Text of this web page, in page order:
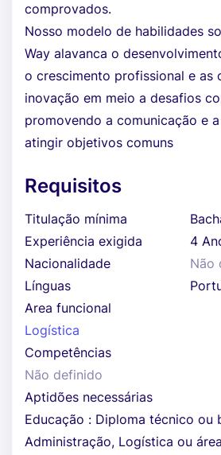
comprovados.
Nosso modelo de habilidades
Way alavanca o
o crescimento profissional e as
inovação em meio a desafios
promovendo a comunicação e
atingir objetivos comuns
Requisitos
Titulação mínima
Experiência exigida
4
Nacionalidade
Não
Línguas
Area funcional
Logística
Competências
Não definido
Aptidões necessárias
Educação : Diploma técnico ou
Administração, Logística ou